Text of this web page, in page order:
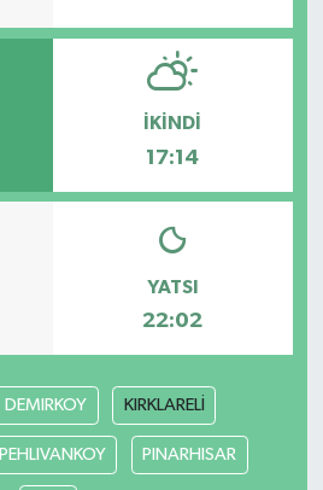
İKINDI
17:14
YATSI
22:02
DEMIRKOY KIRKLARELİ
PEHLIVANKOY PINARHISAR